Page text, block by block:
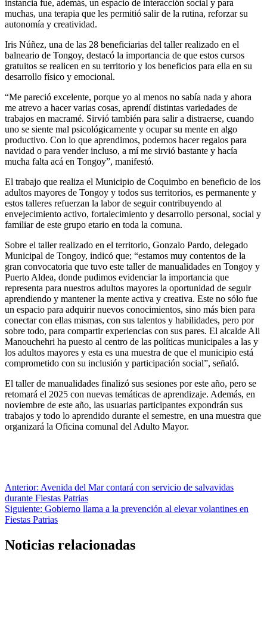
instancia fue, además, un espacio de interacción social y para
muchas, una terapia que les permitió salir de la rutina, reforzar su
autonomía y creatividad.
Iris Núñez, una de las 28 beneficiarias del taller realizado en el
balneario de Tongoy, destacó la importancia de que estos cursos
gratuitos se realicen en su territorio y los beneficios para ella en su
desarrollo físico y emocional.
“Me pareció excelente, porque yo al menos no sabía nada y ahora
me atrevo a hacer varias cosas, aprendí distintas variedades de
trabajos en macramé. Sirvió también para salir a distraerse, cuando
uno se siente mal psicológicamente y ocupar su mente en algo
productivo. Con lo que aprendimos, podemos hacer regalos para
navidad o para vender incluso, a mí me sirvió bastante y hacía
mucha falta acá en Tongoy”, manifestó.
El trabajo que realiza el Municipio de Coquimbo en beneficio de los
adultos mayores de Tongoy y todos sus territorios, es permanente y
estos talleres refuerzan la labor de seguir contribuyendo al
envejecimiento activo, fortalecimiento y desarrollo personal, social y
familiar de este grupo etario en toda la comuna.
Sobre el taller realizado en el territorio, Gonzalo Pardo, delegado
Municipal de Tongoy, indicó que; “estamos muy contentos de la
gran convocatoria que tuvo este taller de manualidades en Tongoy y
Puerto Aldea, donde pudimos evidenciar la importancia que
representa para nuestros adultos mayores la oportunidad de seguir
aprendiendo y mantener la mente activa y creativa. Este no sólo fue
un espacio para adquirir nuevos conocimientos, sino más bien para
conectar con ellas mismas, con sus talentos y habilidades, pero por
sobre todo, para compartir experiencias con sus pares. El alcalde Ali
Manouchehri ha puesto al centro de las políticas municipales a las y
los adultos mayores y esta es una muestra de que el municipio está
comprometido con su inclusión y participación social”, señaló.
El taller de manualidades finalizó sus sesiones por este año, pero se
retomará el 2025 con nuevas temáticas de aprendizaje. Además, en
noviembre de este año, las usuarias participantes expondrán sus
trabajos y todo lo aprendido durante el semestre, en una muestra que
organizará la Oficina comunal del Adulto Mayor.
Navegación
de
entradas
Anterior: Avenida del Mar contará con servicio de salvavidas
durante Fiestas Patrias
Siguiente: Gobierno llama a la prevención al elevar volantines en
Fiestas Patrias
Noticias relacionadas